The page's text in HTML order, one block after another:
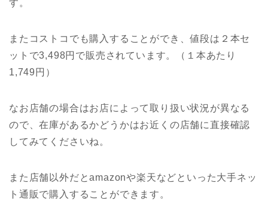
す。
またコストコでも購入することができ、値段は２本セ
ットで3,498円で販売されています。（１本あたり
1,749円）
なお店舗の場合はお店によって取り扱い状況が異なる
ので、在庫があるかどうかはお近くの店舗に直接確認
してみてくださいね。
また店舗以外だとamazonや楽天などといった大手ネッ
ト通販で購入することができます。